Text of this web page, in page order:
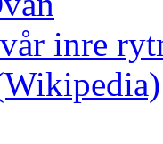
inre